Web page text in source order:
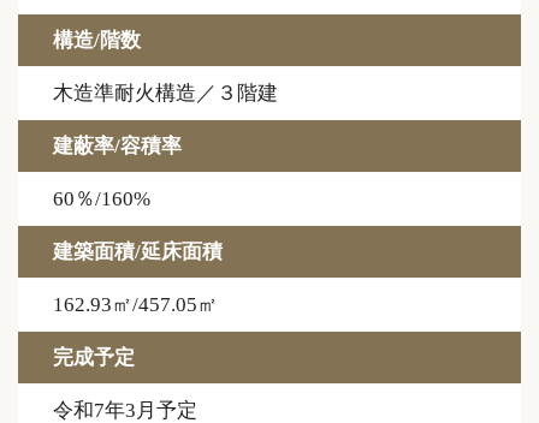
構造/階数
木造準耐火構造／３階建
建蔽率/容積率
60％/160%
建築面積/延床面積
162.93㎡/457.05㎡
完成予定
令和7年3月予定